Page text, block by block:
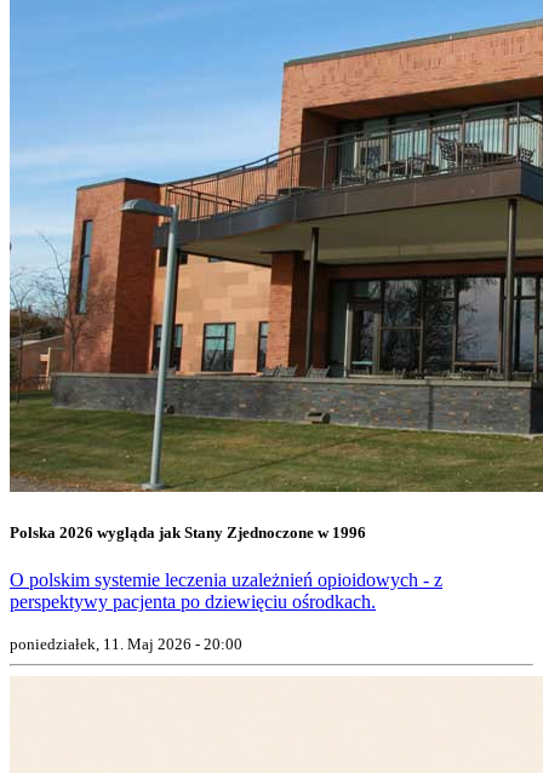
Polska 2026 wygląda jak Stany Zjednoczone w 1996
O polskim systemie leczenia uzależnień opioidowych - z
perspektywy pacjenta po dziewięciu ośrodkach.
poniedziałek, 11. Maj 2026 - 20:00